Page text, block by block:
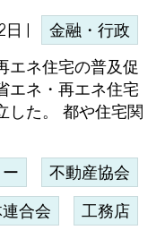
| 金融・行政
エネ住宅の普及促
エネ・再エネ住宅
した。 都や住宅関
不動産協会
合会 工務店